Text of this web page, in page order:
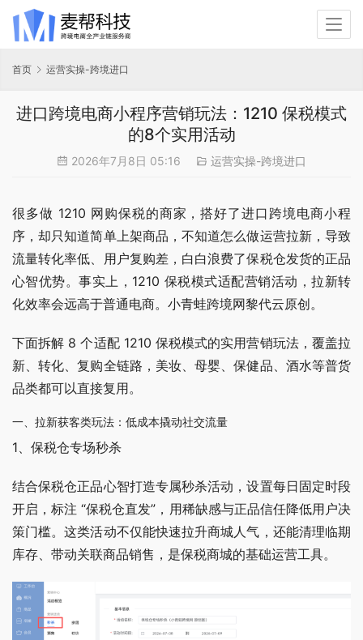
首页 运营实操-跨境进口
进口跨境电商小程序营销玩法：1210 保税模式
的8个实用活动
2026年7月8日 05:16 运营实操-跨境进口
很多做 1210 网购保税的商家，搭好了进口跨境电商小程
序，却只知道简单上架商品，不知道怎么做运营拉新，导致
流量转化率低、用户复购差，白白浪费了保税仓发货的正品
心智优势。事实上，1210 保税模式适配营销活动，拉新转
化效率会远高于普通电商。小青蛙跨境网黎代云原创。
下面拆解 8 个适配 1210 保税模式的实用营销玩法，覆盖拉
新、转化、复购全链路，美妆、母婴、保健品、酒水等普货
品类都可以直接复用。
一、拉新获客类玩法：低成本撬动社交流量
1、保税仓专场秒杀
结合保税仓正品心智打造专属秒杀活动，设置每日固定时段
开启，标注 “保税仓直发”，用稀缺感与正品信任降低用户决
策门槛。这类活动不仅能快速拉升商城人气，还能清理临期
库存、带动关联商品销售，是保税商城的基础运营工具。